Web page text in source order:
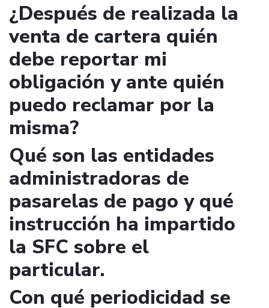
¿Después de realizada la
venta de cartera quién
debe reportar mi
obligación y ante quién
puedo reclamar por la
misma?
Qué son las entidades
administradoras de
pasarelas de pago y qué
instrucción ha impartido
la SFC sobre el
particular.
Con qué periodicidad se